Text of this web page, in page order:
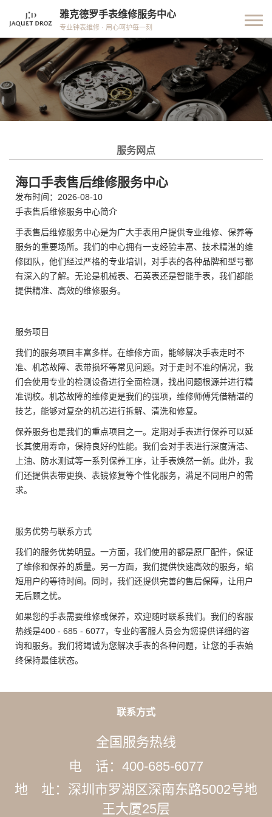
雅克德罗手表维修服务中心
专业钟表维修 · 用心呵护每一刻
服务网点
海口手表售后维修服务中心
发布时间：2026-08-10
手表售后维修服务中心简介
手表售后维修服务中心是为广大手表用户提供专业维修、保养等
服务的重要场所。我们的中心拥有一支经验丰富、技术精湛的维
修团队，他们经过严格的专业培训，对手表的各种品牌和型号都
有深入的了解。无论是机械表、石英表还是智能手表，我们都能
提供精准、高效的维修服务。
服务项目
我们的服务项目丰富多样。在维修方面，能够解决手表走时不
准、机芯故障、表带损坏等常见问题。对于走时不准的情况，我
们会使用专业的检测设备进行全面检测，找出问题根源并进行精
准调校。机芯故障的维修更是我们的强项，维修师傅凭借精湛的
技艺，能够对复杂的机芯进行拆解、清洗和修复。
保养服务也是我们的重点项目之一。定期对手表进行保养可以延
长其使用寿命，保持良好的性能。我们会对手表进行深度清洁、
上油、防水测试等一系列保养工序，让手表焕然一新。此外，我
们还提供表带更换、表镜修复等个性化服务，满足不同用户的需
求。
服务优势与联系方式
我们的服务优势明显。一方面，我们使用的都是原厂配件，保证
了维修和保养的质量。另一方面，我们提供快速高效的服务，缩
短用户的等待时间。同时，我们还提供完善的售后保障，让用户
无后顾之忧。
如果您的手表需要维修或保养，欢迎随时联系我们。我们的客服
热线是400 - 685 - 6077，专业的客服人员会为您提供详细的咨
询和服务。我们将竭诚为您解决手表的各种问题，让您的手表始
终保持最佳状态。
联系方式
全国服务热线
电 话：400-685-6077
地 址：深圳市罗湖区深南东路5002号地
王大厦25层